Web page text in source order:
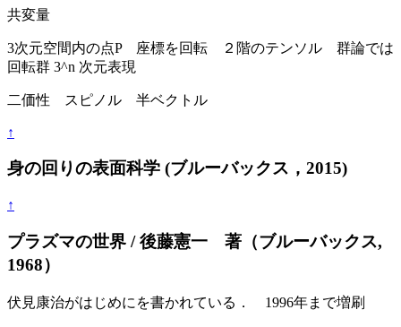
共変量
3次元空間内の点P 座標を回転 ２階のテンソル 群論では
回転群 3^n 次元表現
二価性 スピノル 半ベクトル
↑
身の回りの表面科学 (ブルーバックス，2015)
↑
プラズマの世界 / 後藤憲一 著（ブルーバックス,
1968）
伏見康治がはじめにを書かれている． 1996年まで増刷